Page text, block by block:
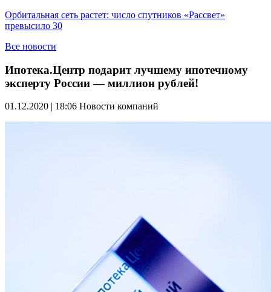
Орбитальная сеть растет: число спутников «Рассвет»
превысило 30
Все новости
Ипотека.Центр подарит лучшему ипотечному
эксперту России — миллион рублей!
01.12.2020 | 18:06 Новости компаний